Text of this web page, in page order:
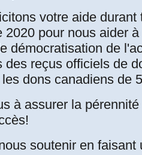
Traduit du
Paris:
de
qui
votre aide durant
2020 pour nous aider
démocratisation de
des reçus officiels de
dons canadiens de
à assurer la
soutenir en faisant